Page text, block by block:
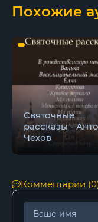
Похожие
Святочные
рассказы -
Чехов
Комментарии